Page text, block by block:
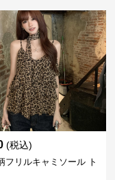
(税込)
フリルキャミソール ト